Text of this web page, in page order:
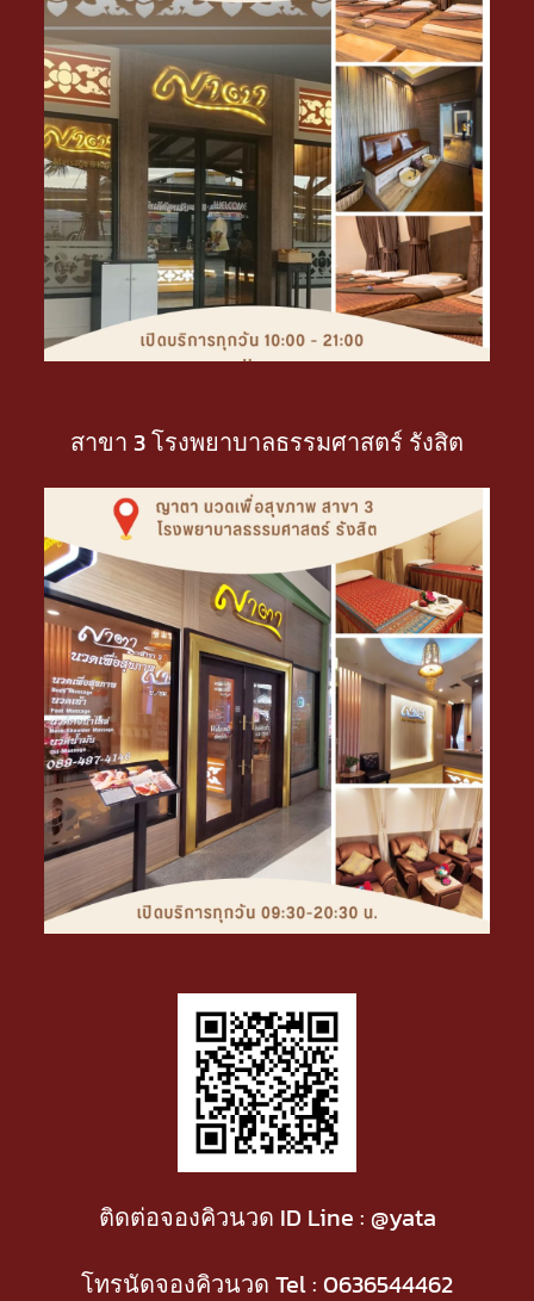
สาขา 3 โรงพยาบาลธรรมศาสตร์ รังสิต
ติดต่อจองคิวนวด ID Line : @yata
โทรนัดจองคิวนวด Tel : 0636544462